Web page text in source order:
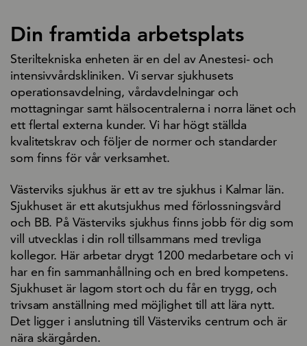
Din framtida arbetsplats
Steriltekniska enheten är en del av Anestesi- och
intensivvårdskliniken. Vi servar sjukhusets
operationsavdelning, vårdavdelningar och
mottagningar samt hälsocentralerna i norra länet och
ett flertal externa kunder. Vi har högt ställda
kvalitetskrav och följer de normer och standarder
som finns för vår verksamhet.
Västerviks sjukhus är ett av tre sjukhus i Kalmar län.
Sjukhuset är ett akutsjukhus med förlossningsvård
och BB. På Västerviks sjukhus finns jobb för dig som
vill utvecklas i din roll tillsammans med trevliga
kollegor. Här arbetar drygt 1200 medarbetare och vi
har en fin sammanhållning och en bred kompetens.
Sjukhuset är lagom stort och du får en trygg, och
trivsam anställning med möjlighet till att lära nytt.
Det ligger i anslutning till Västerviks centrum och är
nära skärgården.